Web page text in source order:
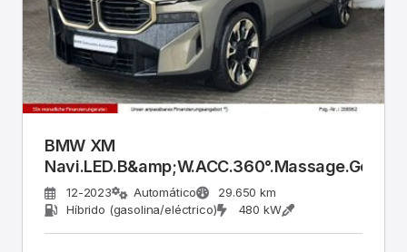
BMW XM
12-2023 Automático
29.650 km
Híbrido (gasolina/eléctrico)
480 kW